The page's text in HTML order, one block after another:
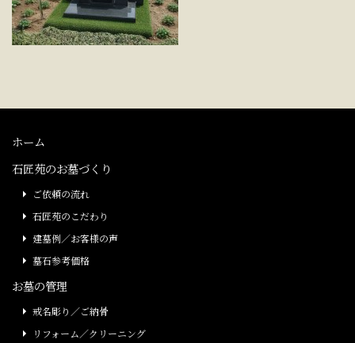
ホーム
石匠苑のお墓づくり
ご依頼の流れ
石匠苑のこだわり
建墓例／お客様の声
墓石参考価格
お墓の管理
戒名彫り／ご納骨
リフォーム／クリーニング